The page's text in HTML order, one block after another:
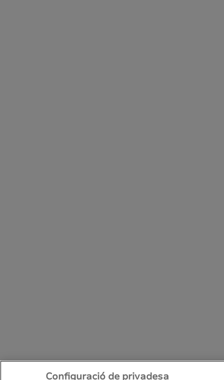
Configuració de privadesa